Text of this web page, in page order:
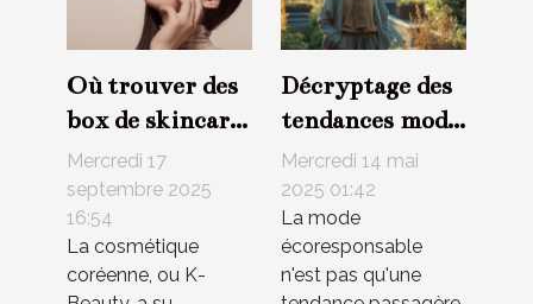
Où trouver des
box de skincare
coréennes en
France ?
Mercredi 17
septembre 2025
16:54
La cosmétique
coréenne, ou K-
Décryptage des
tendances mode
écoresponsables
qui marqueront
l'année
Mercredi 14 mai
2025 01:42
La mode
écoresponsable
n'est pas qu'une